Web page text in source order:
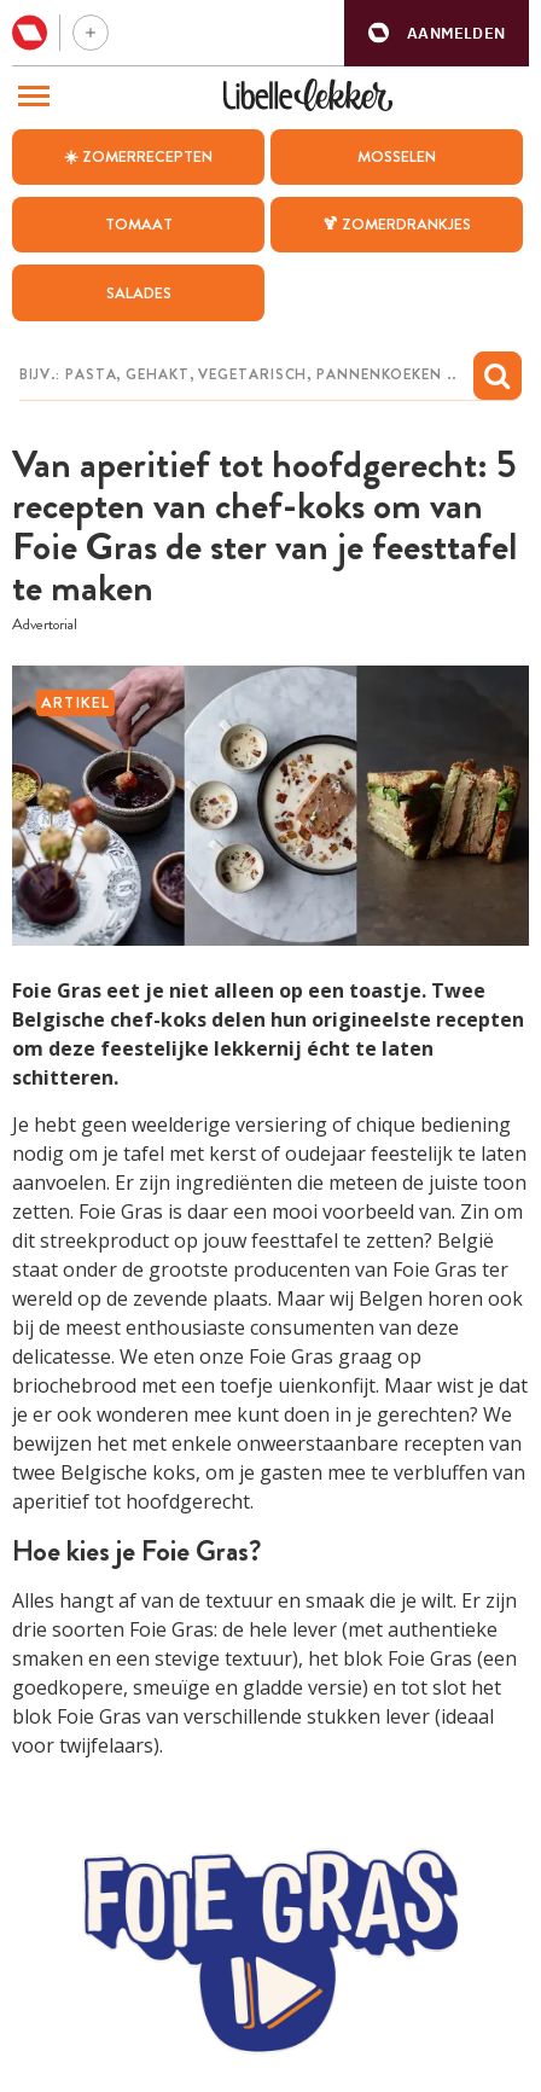
AANMELDEN
☀️ ZOMERRECEPTEN MOSSELEN
TOMAAT 🍹 ZOMERDRANKJES
SALADES
Van aperitief tot hoofdgerecht: 5
recepten van chef-koks om van
Foie Gras de ster van je feesttafel
te maken
Advertorial
ARTIKEL
Foie Gras eet je niet alleen op een toastje. Twee
Belgische chef-koks delen hun origineelste recepten
om deze feestelijke lekkernij écht te laten
schitteren.
Je hebt geen weelderige versiering of chique bediening
nodig om je tafel met kerst of oudejaar feestelijk te laten
aanvoelen. Er zijn ingrediënten die meteen de juiste toon
zetten. Foie Gras is daar een mooi voorbeeld van. Zin om
dit streekproduct op jouw feesttafel te zetten? België
staat onder de grootste producenten van Foie Gras ter
wereld op de zevende plaats. Maar wij Belgen horen ook
bij de meest enthousiaste consumenten van deze
delicatesse. We eten onze Foie Gras graag op
briochebrood met een toefje uienkonfijt. Maar wist je dat
je er ook wonderen mee kunt doen in je gerechten? We
bewijzen het met enkele onweerstaanbare recepten van
twee Belgische koks, om je gasten mee te verbluffen van
aperitief tot hoofdgerecht.
Hoe kies je Foie Gras?
Alles hangt af van de textuur en smaak die je wilt. Er zijn
drie soorten Foie Gras: de hele lever (met authentieke
smaken en een stevige textuur), het blok Foie Gras (een
goedkopere, smeuïge en gladde versie) en tot slot het
blok Foie Gras van verschillende stukken lever (ideaal
voor twijfelaars).
BEZOEK ONZE ANDERE WEBSITES
WEEKMENU
CHAT MET MAIA
MIJN BEWAARDE RECEPTEN